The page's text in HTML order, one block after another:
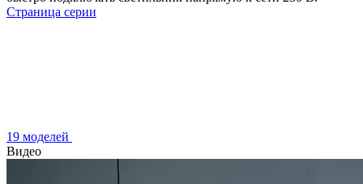
Страница серии
19 моделей
Видео